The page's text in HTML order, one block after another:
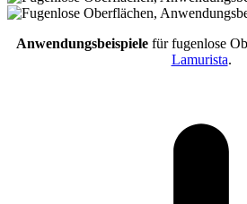
Anwendungsbeispielefür fugenlose
Lamurista.